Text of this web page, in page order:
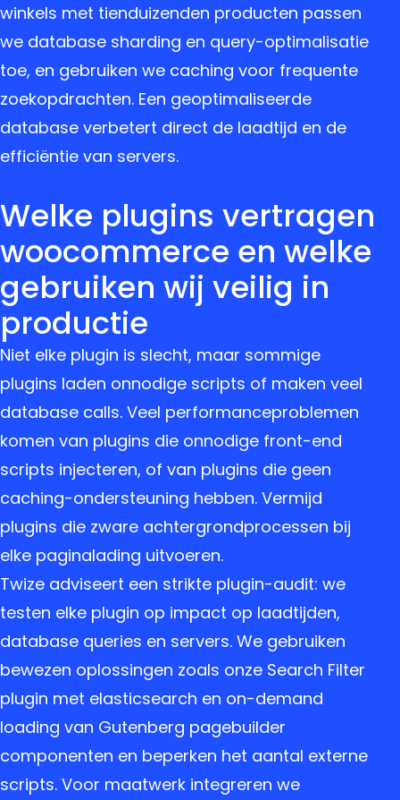
winkels met tienduizenden producten passen
we database sharding en query-optimalisatie
toe, en gebruiken we caching voor frequente
zoekopdrachten. Een geoptimaliseerde
database verbetert direct de laadtijd en de
efficiëntie van servers.
Welke plugins vertragen
woocommerce en welke
gebruiken wij veilig in
productie
Niet elke plugin is slecht, maar sommige
plugins laden onnodige scripts of maken veel
database calls. Veel performanceproblemen
komen van plugins die onnodige front-end
scripts injecteren, of van plugins die geen
caching-ondersteuning hebben. Vermijd
plugins die zware achtergrondprocessen bij
elke paginalading uitvoeren.
Twize adviseert een strikte plugin-audit: we
testen elke plugin op impact op laadtijden,
database queries en servers. We gebruiken
bewezen oplossingen zoals onze Search Filter
plugin met elasticsearch en on-demand
loading van Gutenberg pagebuilder
componenten en beperken het aantal externe
scripts. Voor maatwerk integreren we